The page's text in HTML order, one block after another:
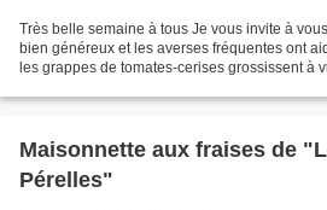
Très belle semaine à tous Je vous invite à
bien généreux et les averses fréquentes ont
les grappes de tomates-cerises grossissent à
Maisonnette aux fraises de
Pérelles"